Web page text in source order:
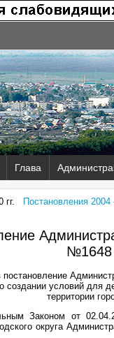
Глава
гг. Постановления 2004
№1648
создании условий для
территории
Законом от
округа